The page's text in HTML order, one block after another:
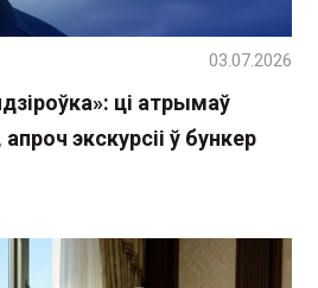
ці атрымаў
экскурсіі ў бункер
03.07.2026